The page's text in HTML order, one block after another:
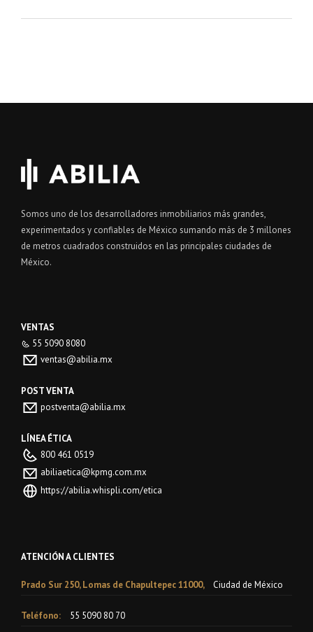
Somos uno de los desarrolladores inmobiliarios más grandes,
experimentados y confiables de México sumando más de 3 millones
de metros cuadrados construidos en las principales ciudades de
México.
VENTAS
55 5090 8080
ventas@abilia.mx
POST VENTA
postventa@abilia.mx
LÍNEA ÉTICA
800 461 0519
abiliaetica@kpmg.com.mx
https://abilia.whispli.com/etica
ATENCIÓN A CLIENTES
Prado Sur 250, Lomas de Chapultepec 11000, Ciudad de México
Teléfono:
55 5090 80 70